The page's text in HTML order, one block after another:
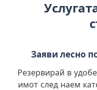
Заяви лесно
Резервирай в
имот след наем